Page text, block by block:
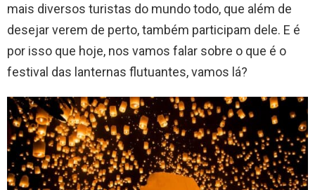
mais diversos turistas do mundo todo, que além de
desejar verem de perto, também participam dele. E é
por isso que hoje, nos vamos falar sobre o que é o
festival das lanternas flutuantes, vamos lá?